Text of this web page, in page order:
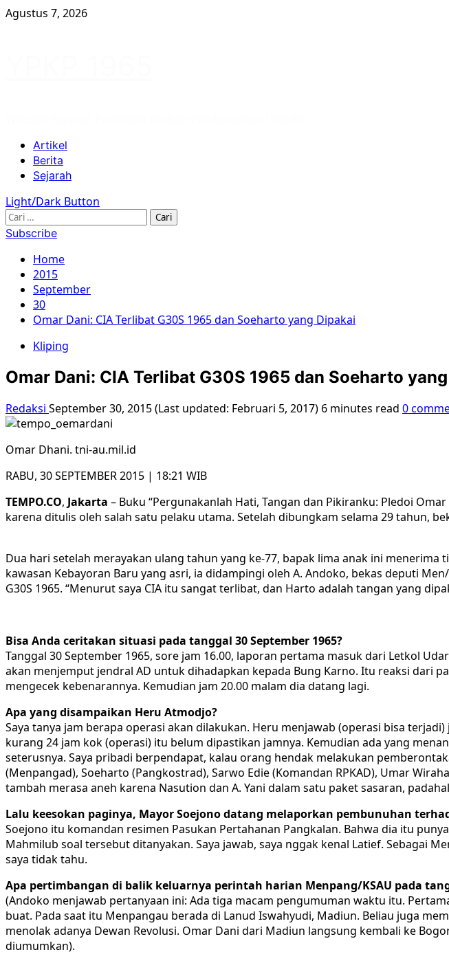
Skip
Agustus 7, 2026
Primary
Menu
Artikel
Berita
Sejarah
Light/Dark Button
Cari
untuk:
Subscribe
Home
2015
September
30
Omar Dani: CIA Terlibat G30S 1965 dan Soeharto yang Dipakai
Kliping
Omar Dani: CIA Terlibat G30S 1965 dan Soeharto
Redaksi September 30, 2015 (Last updated: Februari 5, 2017) 6 minutes read 0
Omar Dhani. tni-au.mil.id
RABU, 30 SEPTEMBER 2015 | 18:21 WIB
TEMPO.CO, Jakarta – Buku “Pergunakanlah Hati, Tangan dan Pikiranku: Pledoi
karena ditulis oleh salah satu pelaku utama. Setelah dibungkam selama 29 tahun,
Dua hari setelah merayakan ulang tahun yang ke-77, bapak lima anak ini menerima
kawasan Kebayoran Baru yang asri, ia didampingi oleh A. Andoko, bekas deputi
G30S 1965. “Menurut saya CIA itu sangat terlibat, dan Harto adalah tangan yang
Bisa Anda ceritakan situasi pada tanggal 30 September 1965?
Tanggal 30 September 1965, sore jam 16.00, laporan pertama masuk dari Letkol
akan menjemput jendral AD untuk dihadapkan kepada Bung Karno. Itu reaksi dari
mengecek kebenarannya. Kemudian jam 20.00 malam dia datang lagi.
Apa yang disampaikan Heru Atmodjo?
Saya tanya jam berapa operasi akan dilakukan. Heru menjawab (operasi bisa
kurang 24 jam kok (operasi) itu belum dipastikan jamnya. Kemudian ada yang
seterusnya. Saya pribadi berpendapat, kalau orang hendak melakukan
(Menpangad), Soeharto (Pangkostrad), Sarwo Edie (Komandan RPKAD), Umar
tambah merasa aneh karena Nasution dan A. Yani dalam satu paket sasaran,
Lalu keesokan paginya, Mayor Soejono datang melaporkan pembunuhan
Soejono itu komandan resimen Pasukan Pertahanan Pangkalan. Bahwa dia itu
Mahmilub soal tersebut ditanyakan. Saya jawab, saya nggak kenal Latief. Sebagai
saya tidak tahu.
Apa pertimbangan di balik keluarnya perintah harian Menpang/KSAU pada
(Andoko menjawab pertanyaan ini: Ada tiga macam pengumuman waktu itu.
buat. Pada saat itu Menpangau berada di Lanud Iswahyudi, Madiun. Beliau juga
menolak adanya Dewan Revolusi. Omar Dani dari Madiun langsung kembali ke
diumumkan).